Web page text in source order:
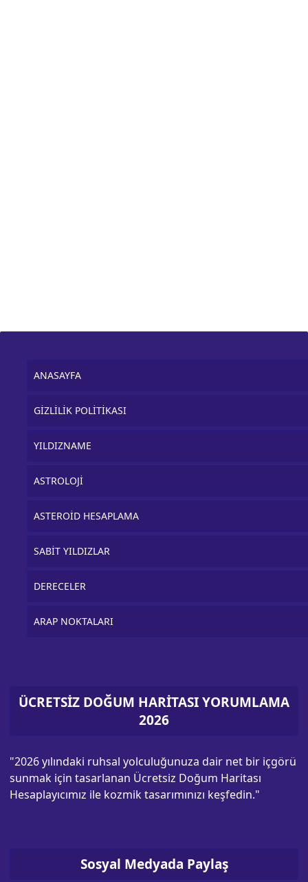
ANASAYFA
GİZLİLİK POLİTİKASI
YILDIZNAME
ASTROLOJİ
ASTEROİD HESAPLAMA
SABİT YILDIZLAR
DERECELER
ARAP NOKTALARI
ÜCRETSİZ DOĞUM HARİTASI YORUMLAMA
2026
"2026 yılındaki ruhsal yolculuğunuza dair net bir içgörü
sunmak için tasarlanan Ücretsiz Doğum Haritası
Hesaplayıcımız ile kozmik tasarımınızı keşfedin."
Sosyal Medyada Paylaş